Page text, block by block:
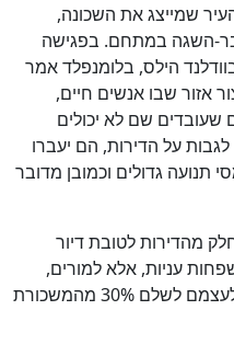
שמייצג את השכונה,
בר-השגה במתחם. בפגישה
הילס, בלומנפלד אמר
אזור שבו אנשים חיים,
שם לא יכולים
על הדירות, הם יעברו
תנועה גדולים וכמובן מדובר
מהדירות לטובת דיור
עניות, אלא למורים,
כבאים ושוטרים שיכולים להרשות לעצמם לשלם 30% מהמשכורת